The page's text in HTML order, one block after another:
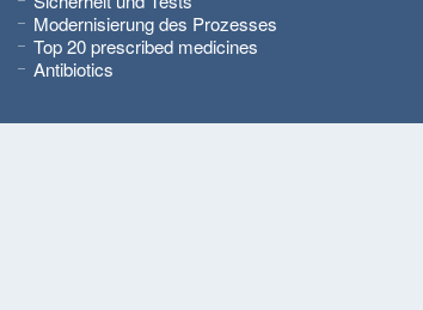
Modernisierung des Prozesses
Top 20 prescribed medicines
Antibiotics